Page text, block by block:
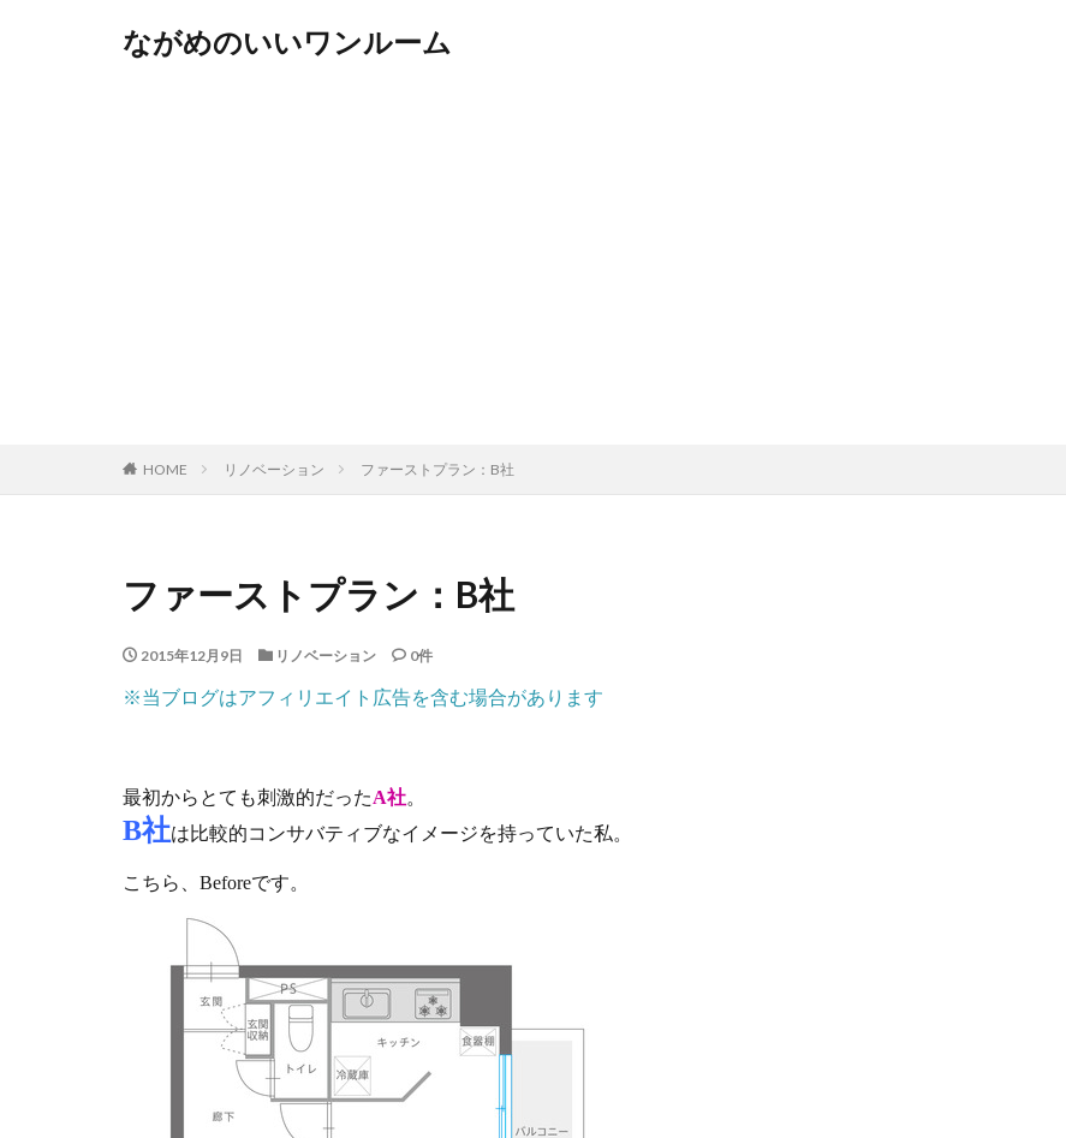
ながめのいいワンルーム
HOME リノベーション ファーストプラン：B社
ファーストプラン：B社
2015年12月9日 リノベーション 0件
※当ブログはアフィリエイト広告を含む場合があります
最初からとても刺激的だったA社。
B社は比較的コンサバティブなイメージを持っていた私。
こちら、Beforeです。